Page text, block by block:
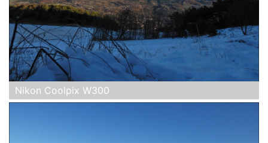
Nikon Coolpix W300